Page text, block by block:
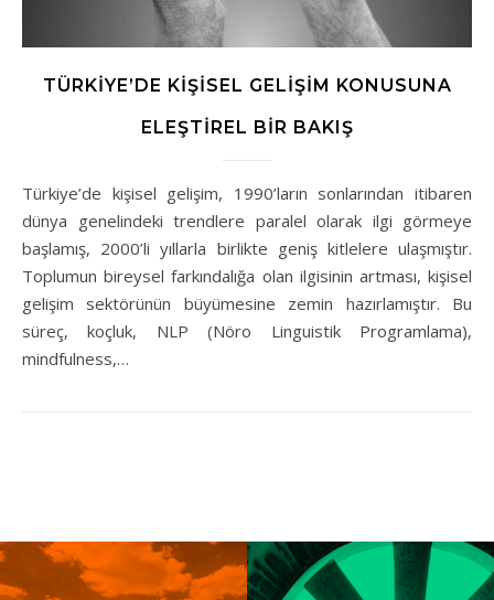
TÜRKIYE’DE KIŞISEL GELIŞIM KONUSUNA
ELEŞTIREL BIR BAKIŞ
Türkiye’de kişisel gelişim, 1990’ların sonlarından itibaren
dünya genelindeki trendlere paralel olarak ilgi görmeye
başlamış, 2000’li yıllarla birlikte geniş kitlelere ulaşmıştır.
Toplumun bireysel farkındalığa olan ilgisinin artması, kişisel
gelişim sektörünün büyümesine zemin hazırlamıştır. Bu
süreç, koçluk, NLP (Nöro Linguistik Programlama),
mindfulness,…